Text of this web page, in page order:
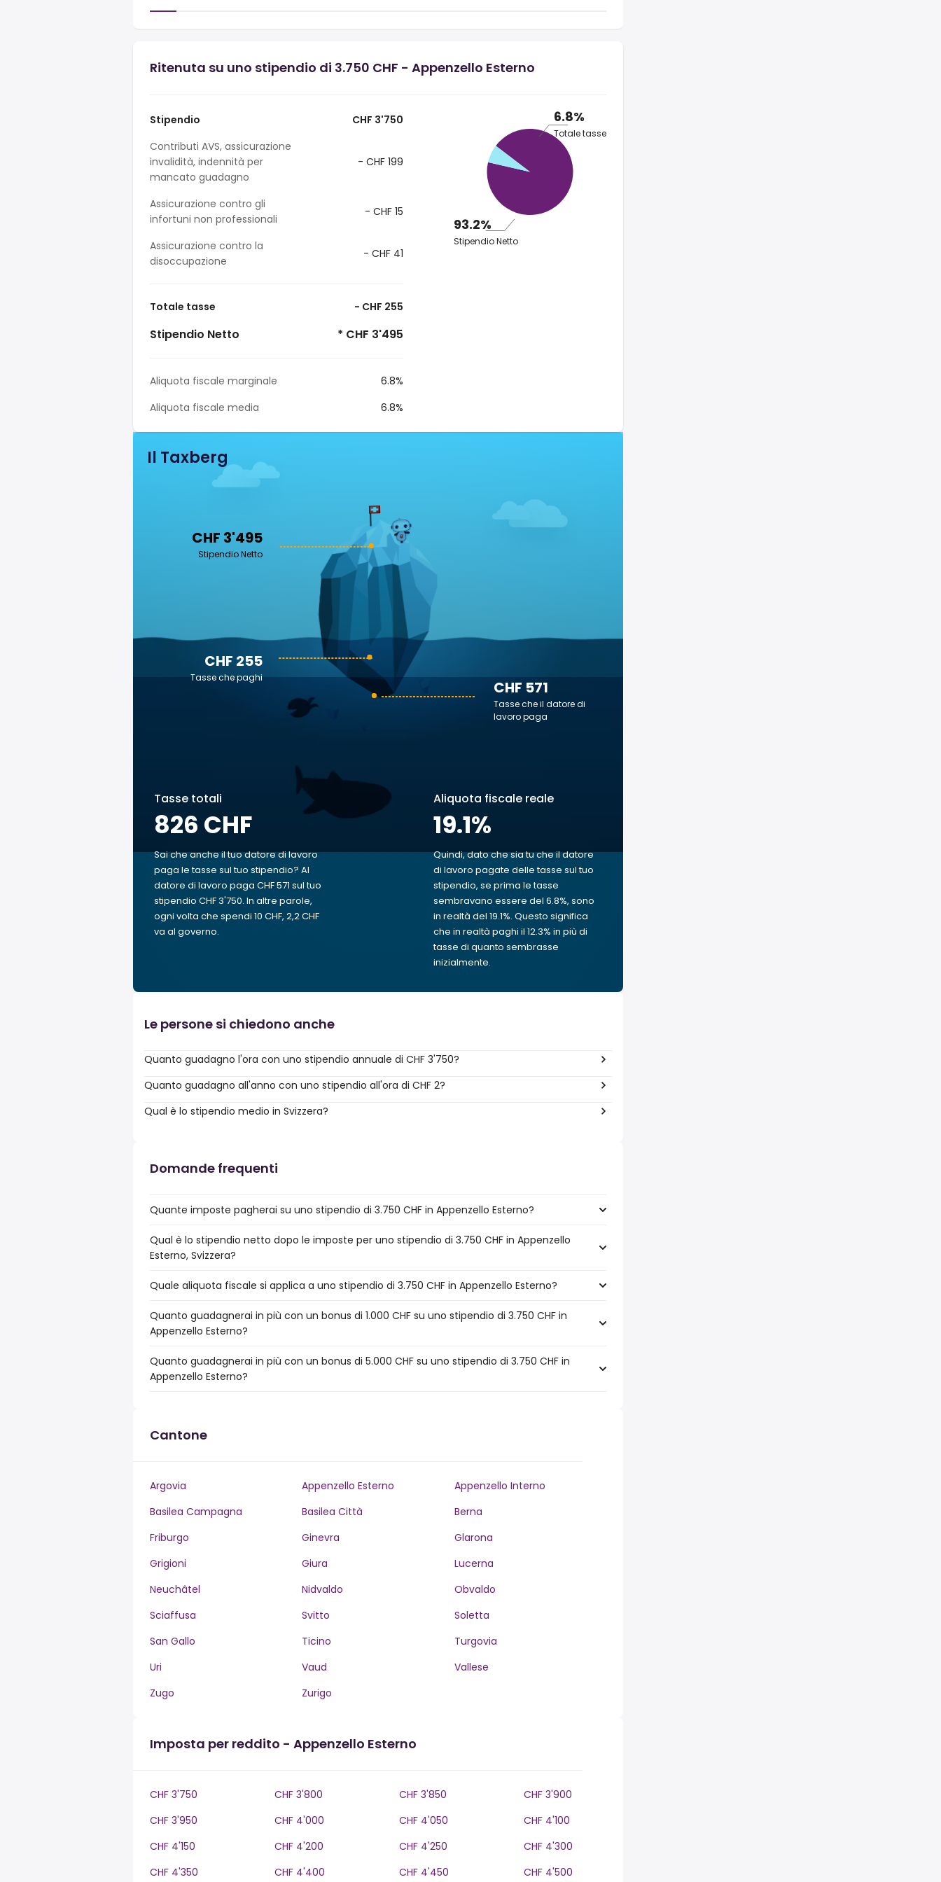
Ritenuta su uno stipendio di 3.750 CHF - Appenzello Esterno
Stipendio
CHF 3'750
Contributi AVS, assicurazione
invalidità, indennità per
mancato guadagno
- CHF 199
Assicurazione contro gli
infortuni non professionali
- CHF 15
Assicurazione contro la
disoccupazione
- CHF 41
Totale tasse - CHF 255
Stipendio Netto * CHF 3'495
Aliquota fiscale marginale
6.8%
Aliquota fiscale media
6.8%
6.8%
Totale tasse
93.2%
Stipendio Netto
Il Taxberg
CHF 3'495
Stipendio Netto
CHF 571
Tasse che il datore di
lavoro paga
CHF 255
Tasse che paghi
Tasse totali
826 CHF
Sai che anche il tuo datore di lavoro
paga le tasse sul tuo stipendio? Al
datore di lavoro paga CHF 571 sul tuo
stipendio CHF 3'750. In altre parole,
ogni volta che spendi 10 CHF, 2,2 CHF
va al governo.
Aliquota fiscale reale
19.1%
Quindi, dato che sia tu che il datore
di lavoro pagate delle tasse sul tuo
stipendio, se prima le tasse
sembravano essere del 6.8%, sono
in realtà del 19.1%. Questo significa
che in realtà paghi il 12.3% in più di
tasse di quanto sembrasse
inizialmente.
Le persone si chiedono anche
Quanto guadagno l'ora con uno stipendio annuale di CHF 3'750?
Quanto guadagno all'anno con uno stipendio all'ora di CHF 2?
Qual è lo stipendio medio in Svizzera?
Domande frequenti
Quante imposte pagherai su uno stipendio di 3.750 CHF in Appenzello Esterno?
Qual è lo stipendio netto dopo le imposte per uno stipendio di 3.750 CHF in Appenzello
Esterno, Svizzera?
Quale aliquota fiscale si applica a uno stipendio di 3.750 CHF in Appenzello Esterno?
Quanto guadagnerai in più con un bonus di 1.000 CHF su uno stipendio di 3.750 CHF in
Appenzello Esterno?
Quanto guadagnerai in più con un bonus di 5.000 CHF su uno stipendio di 3.750 CHF in
Appenzello Esterno?
Cantone
Argovia Appenzello Esterno
Appenzello Interno
Basilea Campagna
Basilea Città
Berna
Friburgo
Ginevra
Glarona
Grigioni
Giura
Lucerna
Neuchâtel
Nidvaldo
Obvaldo
Sciaffusa
Svitto
Soletta
San Gallo
Ticino
Turgovia
Uri
Vaud
Vallese
Zugo
Zurigo
Imposta per reddito - Appenzello Esterno
CHF 3'750 CHF 3'800 CHF 3'850
CHF 3'900
CHF 3'950
CHF 4'000 CHF 4'050
CHF 4'100
CHF 4'150
CHF 4'200 CHF 4'250
CHF 4'300
CHF 4'350
CHF 4'400 CHF 4'450 CHF 4'500